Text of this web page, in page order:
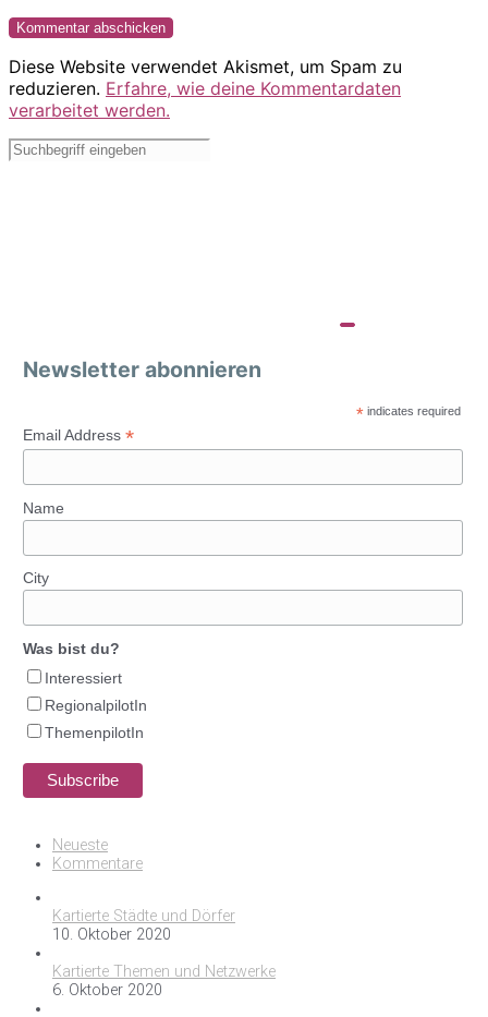
Diese Website verwendet Akismet, um Spam zu
reduzieren. Erfahre, wie deine Kommentardaten
verarbeitet werden.
Newsletter abonnieren
* indicates required
Email Address *
Name
City
Was bist du?
Interessiert
RegionalpilotIn
ThemenpilotIn
Neueste
Kommentare
Kartierte Städte und Dörfer
10. Oktober 2020
Kartierte Themen und Netzwerke
6. Oktober 2020